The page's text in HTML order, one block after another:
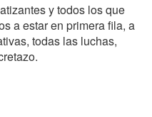
y todos los que
a estar en primera fila, a
todas las luchas,